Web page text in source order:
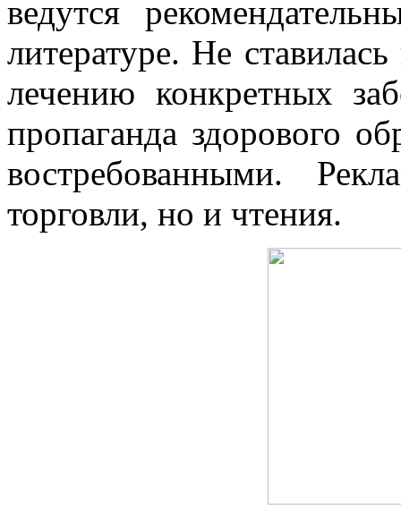
ведутся
литературе. Не
лечению конкретных
пропаганда здорового
востребованными.
торговли, но и чтения.